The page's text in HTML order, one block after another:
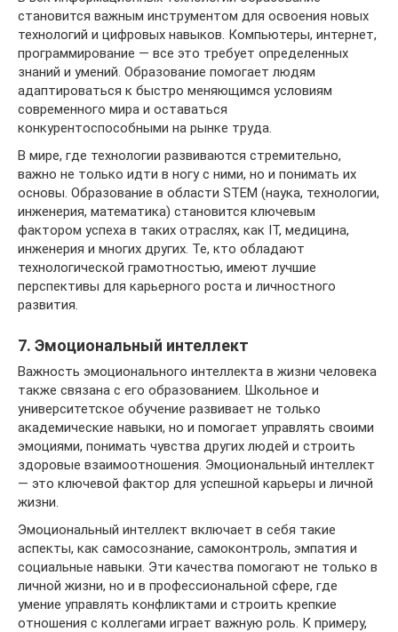
становится важным инструментом для освоения новых
технологий и цифровых навыков. Компьютеры, интернет,
программирование — все это требует определенных
знаний и умений. Образование помогает людям
адаптироваться к быстро меняющимся условиям
современного мира и оставаться
конкурентоспособными на рынке труда.
В мире, где технологии развиваются стремительно,
важно не только идти в ногу с ними, но и понимать их
основы. Образование в области STEM (наука, технологии,
инженерия, математика) становится ключевым
фактором успеха в таких отраслях, как IT, медицина,
инженерия и многих других. Те, кто обладают
технологической грамотностью, имеют лучшие
перспективы для карьерного роста и личностного
развития.
7. Эмоциональный интеллект
Важность эмоционального интеллекта в жизни человека
также связана с его образованием. Школьное и
университетское обучение развивает не только
академические навыки, но и помогает управлять своими
эмоциями, понимать чувства других людей и строить
здоровые взаимоотношения. Эмоциональный интеллект
— это ключевой фактор для успешной карьеры и личной
жизни.
Эмоциональный интеллект включает в себя такие
аспекты, как самосознание, самоконтроль, эмпатия и
социальные навыки. Эти качества помогают не только в
личной жизни, но и в профессиональной сфере, где
умение управлять конфликтами и строить крепкие
отношения с коллегами играет важную роль. К примеру,